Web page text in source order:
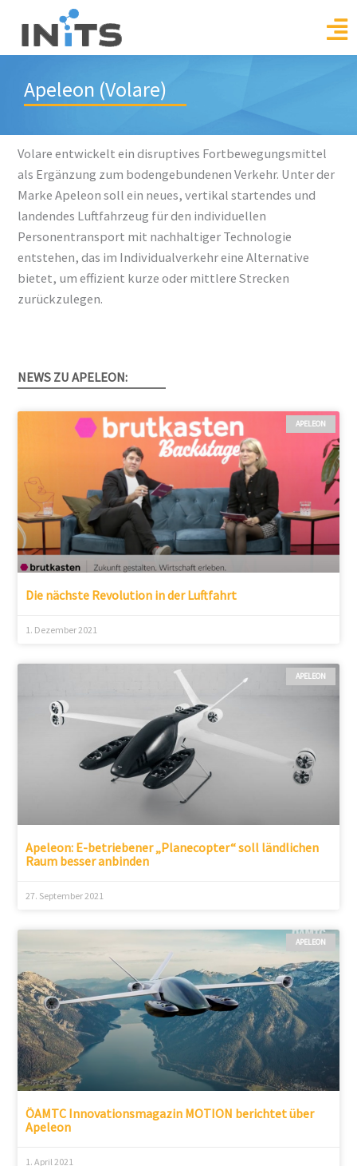
content
Apeleon (Volare)
Volare entwickelt ein disruptives Fortbewegungsmittel
als Ergänzung zum bodengebundenen Verkehr. Unter der
Marke Apeleon soll ein neues, vertikal startendes und
landendes Luftfahrzeug für den individuellen
Personentransport mit nachhaltiger Technologie
entstehen, das im Individualverkehr eine Alternative
bietet, um effizient kurze oder mittlere Strecken
zurückzulegen.
NEWS ZU APELEON:
APELEON
Die nächste Revolution in der Luftfahrt
1. Dezember 2021
APELEON
Apeleon: E-betriebener „Planecopter“ soll ländlichen
Raum besser anbinden
27. September 2021
APELEON
ÖAMTC Innovationsmagazin MOTION berichtet über
Apeleon
1. April 2021